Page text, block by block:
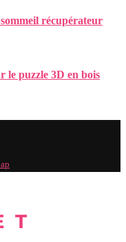
récupérateur
le puzzle 3D en bois